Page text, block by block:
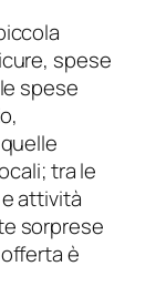
spese
spese
tra le
attività
sorprese
è